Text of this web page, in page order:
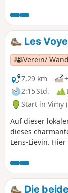
den Bois du
Brunnen Saint-
gesamte
begehbaren
Les
Verein/
7,29 km
2:15 Std.
Start in Vimy
Auf dieser
dieses
Lens-Lievin.
vieler anderer
Schlacht am
1917, versorgt.
Die